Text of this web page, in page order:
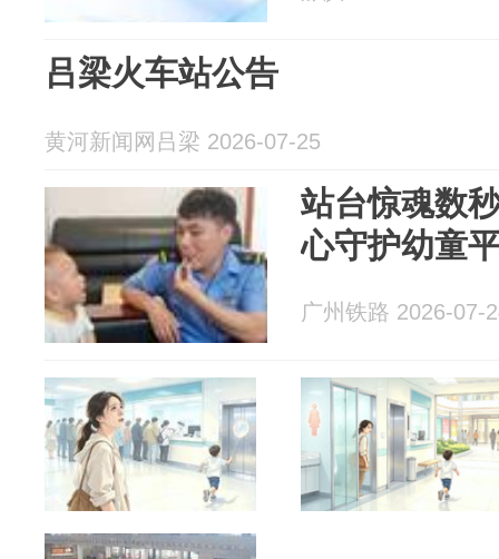
吕梁火车站公告
黄河新闻网吕梁 2026-07-25
站台惊魂数
心守护幼童
广州铁路 2026-07-